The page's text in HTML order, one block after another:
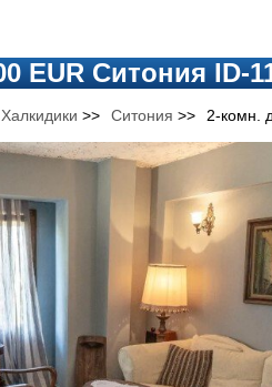
EUR Ситония ID-
Халкидики >> Ситония >> 2-комн.